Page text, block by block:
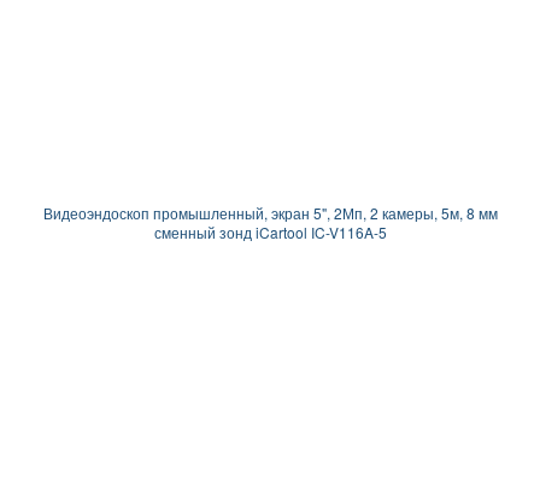
Видеоэндоскоп промышленный, экран 5", 2Мп, 2 камеры, 5м, 8 мм
сменный зонд iCartool IC-V116A-5